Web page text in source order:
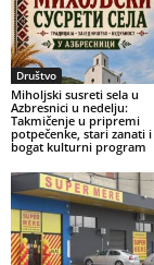
Društvo
Miholjski susreti sela u
Azbresnici u nedelju:
Takmičenje u pripremi
potpečenke, stari zanati i
bogat kulturni program